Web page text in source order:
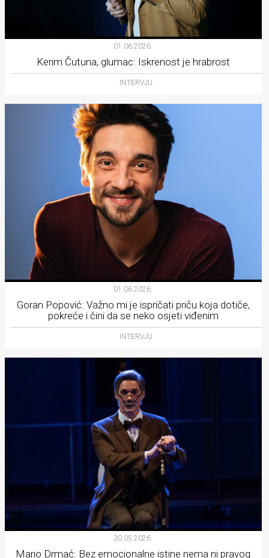
01.06.2026.
Kerim Čutuna, glumac: Iskrenost je hrabrost
INTERVJU
01.06.2026.
Goran Popović: Važno mi je ispričati priču koja dotiče,
pokreće i čini da se neko osjeti viđenim
INTERVJU
30.05.2026.
Mario Drmać: Bez emocionalne istine nema ni pravog